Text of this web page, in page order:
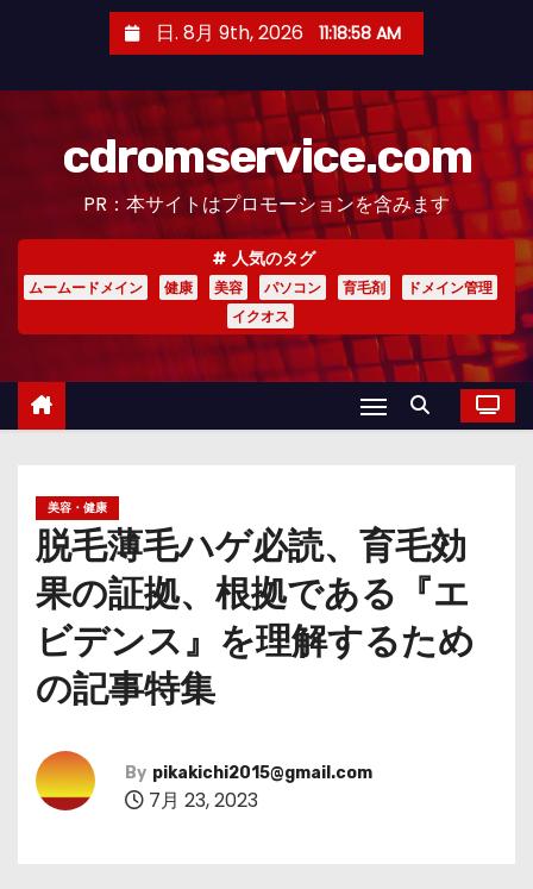
日. 8月 9th, 2026 11:18:59 AM
cdromservice.com
PR：本サイトはプロモーションを含みます
人気のタグ
ムームードメイン 健康 美容 パソコン 育毛剤
ドメイン管理
イクオス
美容・健康
脱毛薄毛ハゲ必読、育毛効
果の証拠、根拠である『エ
ビデンス』を理解するため
の記事特集
By pikakichi2015@gmail.com
7月 23, 2023